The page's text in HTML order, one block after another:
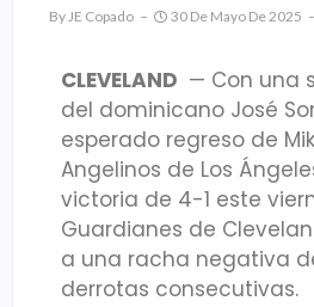
ByJE Copado 30 De Mayo De 2025
CLEVELAND — Con una
del dominicano José
esperado regreso de
Angelinos de Los
victoria de 4-1 este
Guardianes de
a una racha negativa
derrotas consecutivas.